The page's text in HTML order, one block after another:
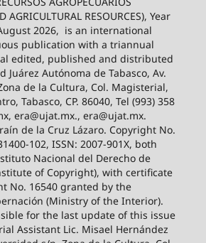
AGRICULTURAL RESOURCES), Year
2026, is an international
publication with a triannual
edited, published and distributed
Juárez Autónoma de Tabasco, Av.
de la Cultura, Col. Magisterial,
Tabasco, CP. 86040, Tel (993) 358
era@ujat.mx., era@ujat.mx.
de la Cruz Lázaro. Copyright No.
102, ISSN: 2007-901X, both
Nacional del Derecho de
of Copyright), with certificate
No. 16540 granted by the
(Ministry of the Interior).
for the last update of this issue
Assistant Lic. Misael Hernández